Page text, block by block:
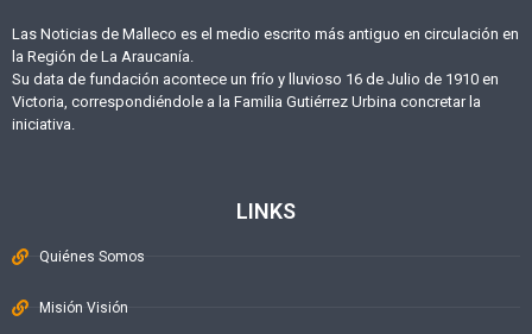
Las Noticias de Malleco es el medio escrito más antiguo en circulación en
la Región de La Araucanía.
Su data de fundación acontece un frío y lluvioso 16 de Julio de 1910 en
Victoria, correspondiéndole a la Familia Gutiérrez Urbina concretar la
iniciativa.
LINKS
Quiénes Somos
Misión Visión